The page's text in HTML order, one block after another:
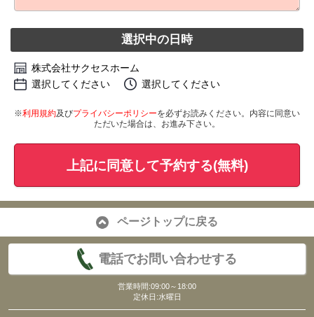
選択中の日時
株式会社サクセスホーム
選択してください
選択してください
※利用規約及びプライバシーポリシーを必ずお読みください。内容に同意い
ただいた場合は、お進み下さい。
上記に同意して予約する(無料)
ページトップに戻る
電話でお問い合わせする
営業時間:09:00～18:00
定休日:水曜日